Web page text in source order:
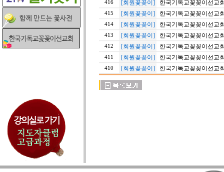
416 [회원꽃꽂이] 한국기독교꽃꽂이선교
415 [회원꽃꽂이] 한국기독교꽃꽂이선교
414 [회원꽃꽂이] 한국기독교꽃꽂이선교
413 [회원꽃꽂이] 한국기독교꽃꽂이선교
412 [회원꽃꽂이] 한국기독교꽃꽂이선교
411 [회원꽃꽂이] 한국기독교꽃꽂이선교
410 [회원꽃꽂이] 한국기독교꽃꽂이선교